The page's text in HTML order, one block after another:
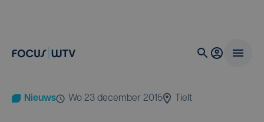
Nieuws wo 23 december 2015 Tielt